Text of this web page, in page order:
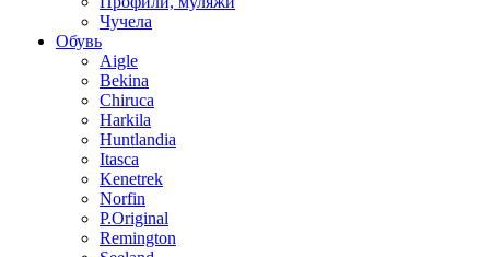
Чучела
Обувь
Aigle
Bekina
Chiruсa
Harkila
Huntlandia
Itasca
Kenetrek
Norfin
P.Original
Remington